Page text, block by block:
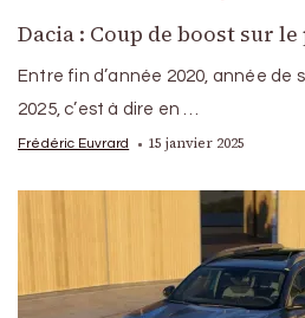
Dacia : Coup de boost sur
Entre fin d’année 2020, année de
2025, c’est à dire en …
Frédéric Euvrard 15 janvier 2025